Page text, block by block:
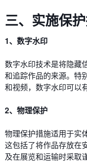
三、实施保
1、数字水印
数字水印技术是将隐藏
和追踪作品的来源。特
和视频，数字水印可以
2、物理保护
物理保护措施适用于实
这包括了将作品存放在
及在展览和运输时采取